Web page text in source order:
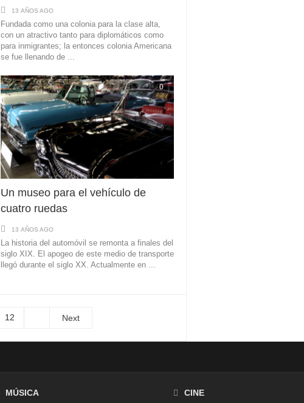
13 AÑOS AGO
Fundada como una colonia para la clase alta,
con un atractivo tanto para diplomáticos como
para inmigrantes; la entonces colonia Americana
se fue llenando de ...
0
Un museo para el vehículo de
cuatro ruedas
13 AÑOS AGO
La historia del automóvil se remonta a finales del
siglo XIX. El apogeo de este medio de transporte
llegó durante el siglo XX. Actualmente en ...
12 Next
MÚSICA CINE